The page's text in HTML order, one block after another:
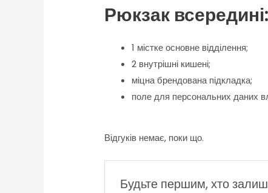
Рюкзак всередині:
1 містке основне відділення;
2 внутрішні кишені;
міцна брендована підкладка;
поле для персональних даних
Відгуків немає, поки що.
Будьте першим, хто